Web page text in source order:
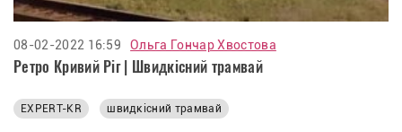
08-02-2022 16:59 Ольга Гончар Хвостова
Ретро Кривий Ріг | Швидкісний трамвай
EXPERT-KR швидкісний трамвай